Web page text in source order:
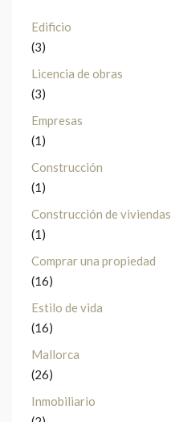
Edificio
(3)
Licencia de obras
(3)
Empresas
(1)
Construcción
(1)
Construcción de viviendas
(1)
Comprar una propiedad
(16)
Estilo de vida
(16)
Mallorca
(26)
Inmobiliario